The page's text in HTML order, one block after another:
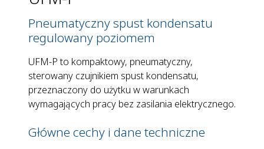
Pneumatyczny spust kondensatu
regulowany poziomem
UFM-P to kompaktowy, pneumatyczny,
sterowany czujnikiem spust kondensatu,
przeznaczony do użytku w warunkach
wymagających pracy bez zasilania elektrycznego.
Główne cechy i dane techniczne